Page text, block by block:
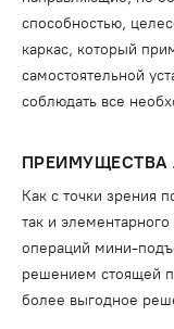
способностью,
каркас, который
самостоятельной
соблюдать все
Как с точки зрения
так и
операций мини-
решением стоящей
более выгодное